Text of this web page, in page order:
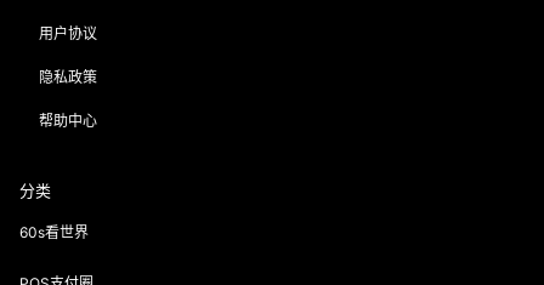
用户协议
隐私政策
帮助中心
分类
60s看世界